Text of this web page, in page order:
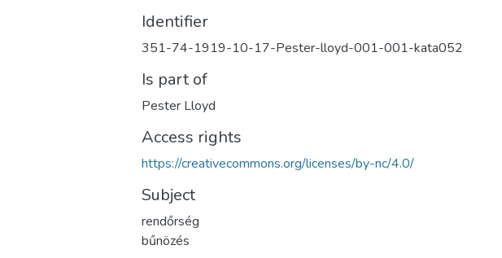
Identifier
351-74-1919-10-17-Pester-lloyd-001-001-kata052
Is part of
Pester Lloyd
Access rights
https://creativecommons.org/licenses/by-nc/4.0/
Subject
rendőrség
bűnözés